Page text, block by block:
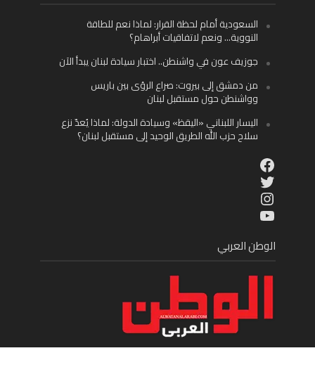
السعودية أمام لحظة القرار: لماذا نعم للطاقة
النووية… ونعم لاتفاقيات أبراهام؟
جوزيف عون في واشنطن.. اختبار سيادة لبنان يبدأ الآن
من دمشق إلى بيروت: صراع الرؤى بين باريس
وواشنطن حول مستقبل لبنان
اليسار اللبناني «اليقظ» وسيادة الدولة: لماذا يُعدّ نزع
سلاح حزب الله الطريق الوحيد إلى مستقبل لبنان؟
Facebook
Twitter
Instagram
YouTube
الوطن العربي
موقع إخباري شامل يقدم على مدار الساعة الجديد في عالم